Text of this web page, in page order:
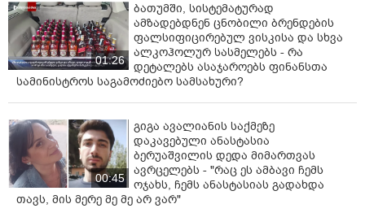
01:26
ბათუმში, სისტემატურად
ამზადებდნენ ცნობილი ბრენდების
ფალსიფიცირებულ ვისკისა და სხვა
ალკოჰოლურ სასმელებს - რა
დეტალებს ასაჯაროებს ფინანსთა
სამინისტროს საგამოძიებო სამსახური?
00:45
გიგა ავალიანის საქმეზე
დაკავებული ანასტასია
ბერუაშვილის დედა მიმართვას
ავრცელებს - "რაც ეს ამბავი ჩემს
ოჯახს, ჩემს ანასტასიას გადახდა
თავს, მის მერე მე მე არ ვარ"